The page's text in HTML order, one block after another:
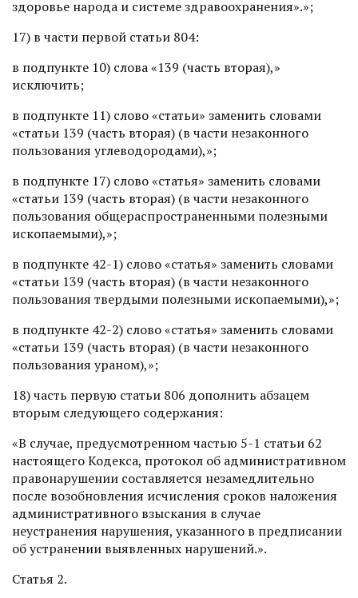
здоровье народа и системе здравоохранения».»;
17) в части первой статьи 804:
в подпункте 10) слова «139 (часть вторая),»
исключить;
в подпункте 11) слово «статьи» заменить словами
«статьи 139 (часть вторая) (в части незаконного
пользования углеводородами),»;
в подпункте 17) слово «статья» заменить словами
«статьи 139 (часть вторая) (в части незаконного
пользования общераспространенными полезными
ископаемыми),»;
в подпункте 42-1) слово «статья» заменить словами
«статьи 139 (часть вторая) (в части незаконного
пользования твердыми полезными ископаемыми),»;
в подпункте 42-2) слово «статья» заменить словами
«статьи 139 (часть вторая) (в части незаконного
пользования ураном),»;
18) часть первую статьи 806 дополнить абзацем
вторым следующего содержания:
«В случае, предусмотренном частью 5-1 статьи 62
настоящего Кодекса, протокол об административном
правонарушении составляется незамедлительно
после возобновления исчисления сроков наложения
административного взыскания в случае
неустранения нарушения, указанного в предписании
об устранении выявленных нарушений.».
Статья 2.